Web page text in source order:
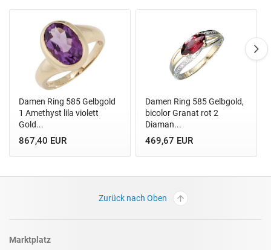
Damen Ring 585 Gelbgold
1 Amethyst lila violett
Gold...
867,40 EUR
Damen Ring 585 Gelbgold,
bicolor Granat rot 2
Diaman...
469,67 EUR
Zurück nach Oben
Marktplatz